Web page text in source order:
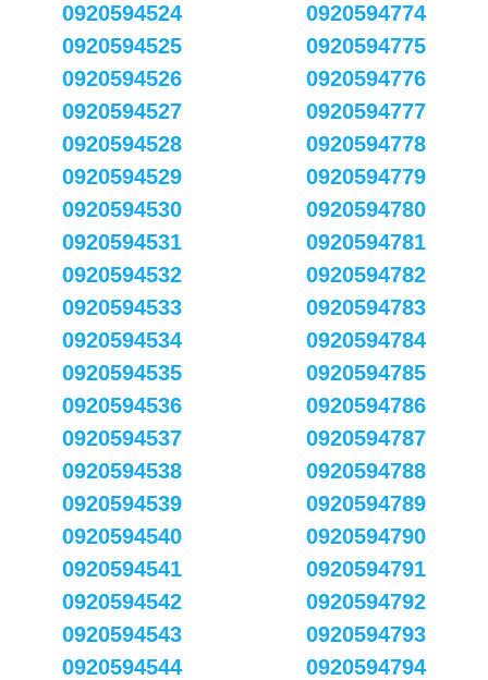
0920594524
0920594525
0920594526
0920594527
0920594528
0920594529
0920594530
0920594531
0920594532
0920594533
0920594534
0920594535
0920594536
0920594537
0920594538
0920594539
0920594540
0920594541
0920594542
0920594543
0920594544
0920594774
0920594775
0920594776
0920594777
0920594778
0920594779
0920594780
0920594781
0920594782
0920594783
0920594784
0920594785
0920594786
0920594787
0920594788
0920594789
0920594790
0920594791
0920594792
0920594793
0920594794